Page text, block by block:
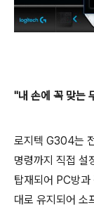
"내 손에 꼭 맞는
로지텍 G304는
명령까지 직접 설
탑재되어 PC방과
대로 유지되어 소